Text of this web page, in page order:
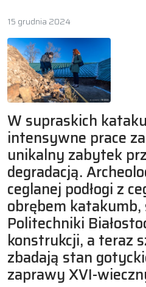
15 grudnia 2024
W supraskich
intensywne prace
unikalny zabytek
degradacją.
ceglanej podłogi z
obrębem katakumb,
Politechniki
konstrukcji, a teraz
zbadają stan
zaprawy XVI-